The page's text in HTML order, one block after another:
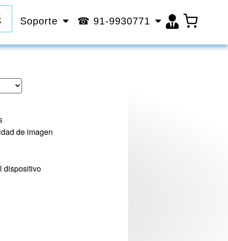
Soporte ☎ 91-9930771
de imagen
dispositivo